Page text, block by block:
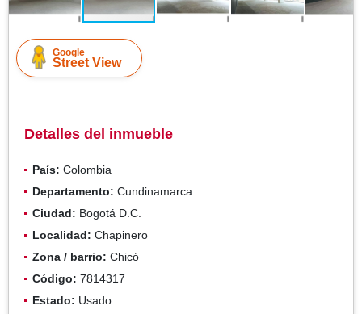
Google
Street View
Detalles del inmueble
País: Colombia
Departamento: Cundinamarca
Ciudad: Bogotá D.C.
Localidad: Chapinero
Zona / barrio: Chicó
Código: 7814317
Estado: Usado